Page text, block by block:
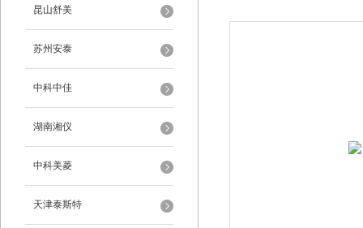
昆山舒美
苏州安泰
中科中佳
湖南湘仪
中科美菱
天津泰斯特